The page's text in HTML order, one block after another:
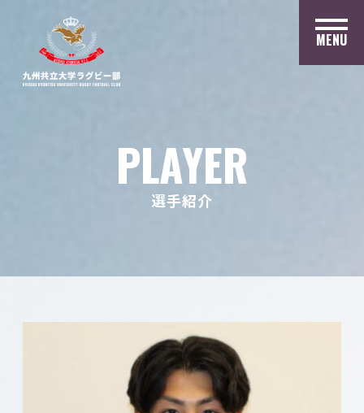
MENU
PLAYER
選手紹介